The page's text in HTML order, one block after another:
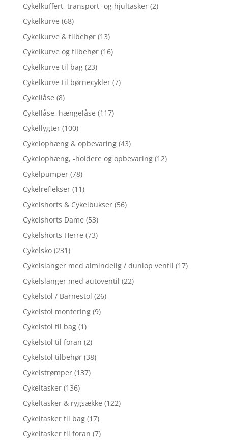
Cykelkuffert, transport- og hjultasker (2)
Cykelkurve (68)
Cykelkurve & tilbehør (13)
Cykelkurve og tilbehør (16)
Cykelkurve til bag (23)
Cykelkurve til børnecykler (7)
Cykellåse (8)
Cykellåse, hængelåse (117)
Cykellygter (100)
Cykelophæng & opbevaring (43)
Cykelophæng, -holdere og opbevaring (12)
Cykelpumper (78)
Cykelreflekser (11)
Cykelshorts & Cykelbukser (56)
Cykelshorts Dame (53)
Cykelshorts Herre (73)
Cykelsko (231)
Cykelslanger med almindelig / dunlop ventil (17)
Cykelslanger med autoventil (22)
Cykelstol / Barnestol (26)
Cykelstol montering (9)
Cykelstol til bag (1)
Cykelstol til foran (2)
Cykelstol tilbehør (38)
Cykelstrømper (137)
Cykeltasker (136)
Cykeltasker & rygsække (122)
Cykeltasker til bag (17)
Cykeltasker til foran (7)